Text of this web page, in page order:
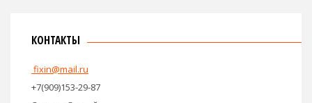
КОНТАКТЫ
fixin@mail.ru
+7(909)153-29-87